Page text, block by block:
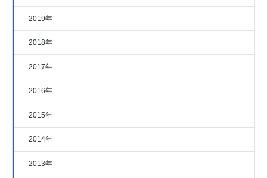
2019年
2018年
2017年
2016年
2015年
2014年
2013年